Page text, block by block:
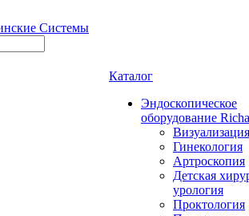
Каталог
Эндоскопическое
оборудование
Визуализация
Гинекология
Артроскопия
Детская
урология
Проктология